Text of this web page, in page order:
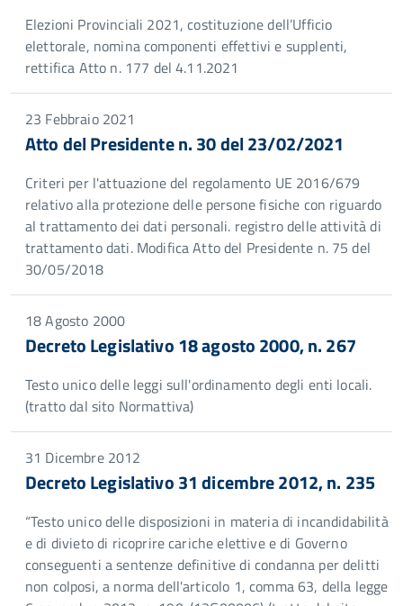
Elezioni Provinciali 2021, costituzione dell’Ufficio
elettorale, nomina componenti effettivi e supplenti,
rettifica Atto n. 177 del 4.11.2021
23 Febbraio 2021
Atto del Presidente n. 30 del 23/02/2021
Criteri per l'attuazione del regolamento UE 2016/679
relativo alla protezione delle persone fisiche con riguardo
al trattamento dei dati personali. registro delle attività di
trattamento dati. Modifica Atto del Presidente n. 75 del
30/05/2018
18 Agosto 2000
Decreto Legislativo 18 agosto 2000, n. 267
Testo unico delle leggi sull'ordinamento degli enti locali.
(tratto dal sito Normattiva)
31 Dicembre 2012
Decreto Legislativo 31 dicembre 2012, n. 235
“Testo unico delle disposizioni in materia di incandidabilità
e di divieto di ricoprire cariche elettive e di Governo
conseguenti a sentenze definitive di condanna per delitti
non colposi, a norma dell'articolo 1, comma 63, della legge